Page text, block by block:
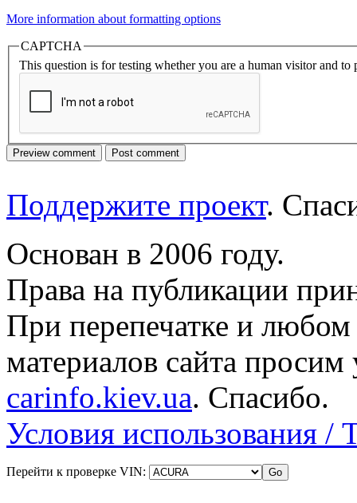
More information about formatting options
CAPTCHA
This question is for testing whether you are a human visitor and to
Поддержите проект.
Основан в 2006 году.
Права на публикации
При перепечатке и
материалов сайта просим
carinfo.kiev.ua. Спасибо.
Условия использования /
Перейти к проверке VIN: